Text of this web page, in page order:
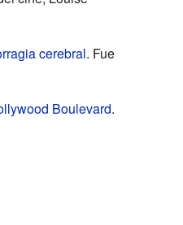
cerebral. Fue
Boulevard.